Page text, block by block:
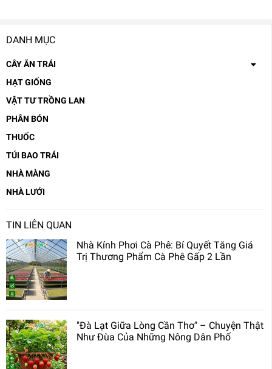
DANH MỤC
CÂY ĂN TRÁI
HẠT GIỐNG
VẬT TƯ TRỒNG LAN
PHÂN BÓN
THUỐC
TÚI BAO TRÁI
NHÀ MÀNG
NHÀ LƯỚI
TIN LIÊN QUAN
Nhà Kính Phơi Cà Phê: Bí Quyết Tăng Giá
Trị Thương Phẩm Cà Phê Gấp 2 Lần
"Đà Lạt Giữa Lòng Cần Thơ" – Chuyện Thật
Như Đùa Của Những Nông Dân Phố